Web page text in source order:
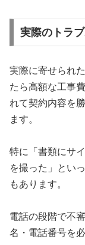
実際のトラ
実際に寄せられ
たら高額な工事
れて契約内容を
ます。
特に「書類にサ
を撮った」とい
もあります。
電話の段階で不
名・電話番号を